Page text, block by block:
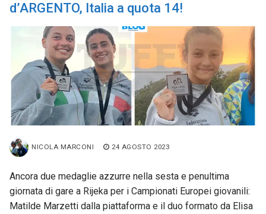
d’ARGENTO, Italia a quota 14!
NICOLA MARCONI 24 AGOSTO 2023
Ancora due medaglie azzurre nella sesta e penultima
giornata di gare a Rijeka per i Campionati Europei giovanili:
Matilde Marzetti dalla piattaforma e il duo formato da Elisa